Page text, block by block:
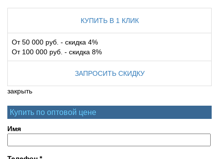
КУПИТЬ В 1 КЛИК
От 50 000 руб. - скидка 4%
От 100 000 руб. - скидка 8%
ЗАПРОСИТЬ СКИДКУ
закрыть
Купить по оптовой цене
Имя